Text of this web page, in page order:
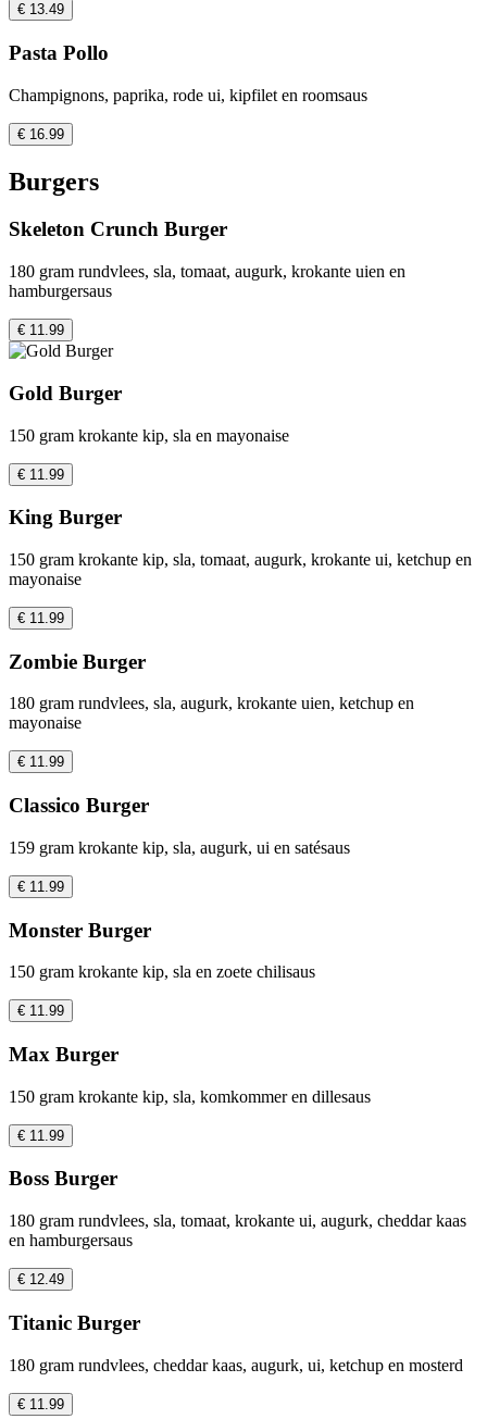
€ 13.49
Pasta Pollo
Champignons, paprika, rode ui, kipfilet en roomsaus
€ 16.99
Burgers
Skeleton Crunch Burger
180 gram rundvlees, sla, tomaat, augurk, krokante uien en
hamburgersaus
€ 11.99
Gold Burger
150 gram krokante kip, sla en mayonaise
€ 11.99
King Burger
150 gram krokante kip, sla, tomaat, augurk, krokante ui, ketchup en
mayonaise
€ 11.99
Zombie Burger
180 gram rundvlees, sla, augurk, krokante uien, ketchup en
mayonaise
€ 11.99
Classico Burger
159 gram krokante kip, sla, augurk, ui en satésaus
€ 11.99
Monster Burger
150 gram krokante kip, sla en zoete chilisaus
€ 11.99
Max Burger
150 gram krokante kip, sla, komkommer en dillesaus
€ 11.99
Boss Burger
180 gram rundvlees, sla, tomaat, krokante ui, augurk, cheddar kaas
en hamburgersaus
€ 12.49
Titanic Burger
180 gram rundvlees, cheddar kaas, augurk, ui, ketchup en mosterd
€ 11.99